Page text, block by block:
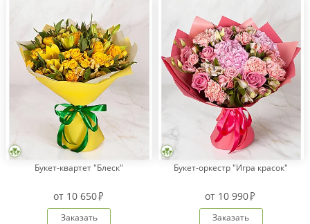
Букет-квартет "Блеск"
от 10 650
Заказать
Букет-оркестр "Игра красок"
от 10 990
Заказать